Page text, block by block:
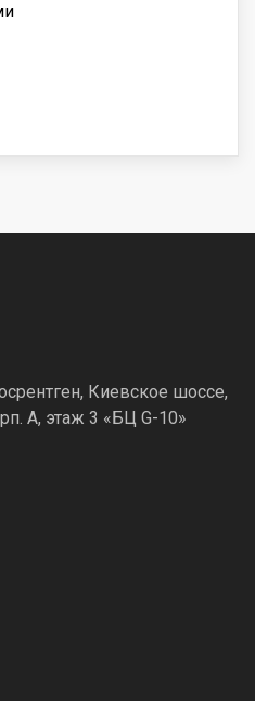
Киевское шоссе,
А, этаж 3 «БЦ G-10»